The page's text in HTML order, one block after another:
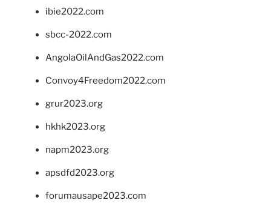
ibie2022.com
sbcc-2022.com
AngolaOilAndGas2022.com
Convoy4Freedom2022.com
grur2023.org
hkhk2023.org
napm2023.org
apsdfd2023.org
forumausape2023.com